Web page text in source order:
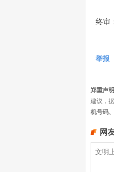
终审
举报
郑重声明
建议，
机号码
网